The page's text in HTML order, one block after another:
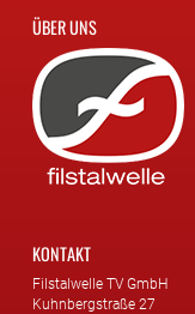
ÜBER UNS
KONTAKT
Filstalwelle TV GmbH
Kuhnbergstraße 27